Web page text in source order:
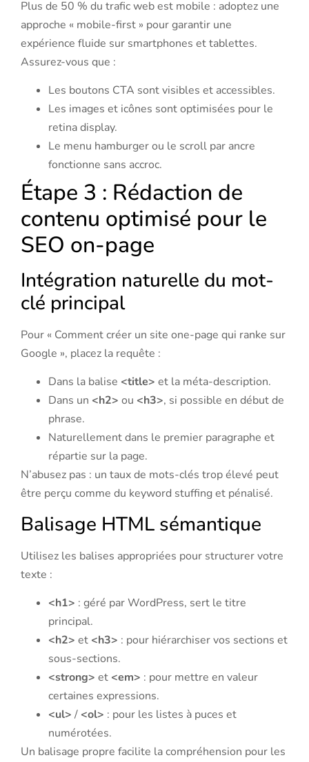
Plus de 50 % du trafic web est mobile : adoptez une
approche « mobile-first » pour garantir une
expérience fluide sur smartphones et tablettes.
Assurez-vous que :
Les boutons CTA sont visibles et accessibles.
Les images et icônes sont optimisées pour le
retina display.
Le menu hamburger ou le scroll par ancre
fonctionne sans accroc.
Étape 3 : Rédaction de
contenu optimisé pour le
SEO on-page
Intégration naturelle du mot-
clé principal
Pour « Comment créer un site one-page qui ranke sur
Google », placez la requête :
Dans la balise <title> et la méta-description.
Dans un <h2> ou <h3>, si possible en début de
phrase.
Naturellement dans le premier paragraphe et
répartie sur la page.
N’abusez pas : un taux de mots-clés trop élevé peut
être perçu comme du keyword stuffing et pénalisé.
Balisage HTML sémantique
Utilisez les balises appropriées pour structurer votre
texte :
<h1> : géré par WordPress, sert le titre
principal.
<h2> et <h3> : pour hiérarchiser vos sections et
sous-sections.
<strong> et <em> : pour mettre en valeur
certaines expressions.
<ul> / <ol> : pour les listes à puces et
numérotées.
Un balisage propre facilite la compréhension pour les